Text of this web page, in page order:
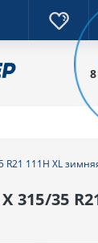
R21 111H XL
315/35